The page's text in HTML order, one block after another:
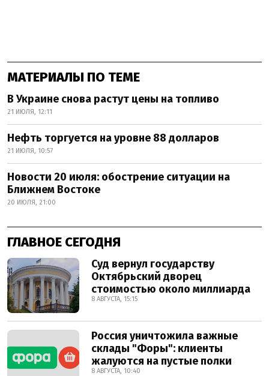
МАТЕРИАЛЫ ПО ТЕМЕ
В Украине снова растут цены на топливо
21 ИЮЛЯ, 12:11
Нефть торгуется на уровне 88 долларов
21 ИЮЛЯ, 10:57
Новости 20 июля: обострение ситуации на
Ближнем Востоке
20 ИЮЛЯ, 21:00
ГЛАВНОЕ СЕГОДНЯ
Суд вернул государству
Октябрьский дворец
стоимостью около миллиарда
8 АВГУСТА, 15:15
Россия уничтожила важные
склады "Форы": клиенты
жалуются на пустые полки
8 АВГУСТА, 10:40